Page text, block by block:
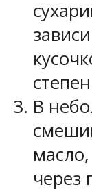
В
через